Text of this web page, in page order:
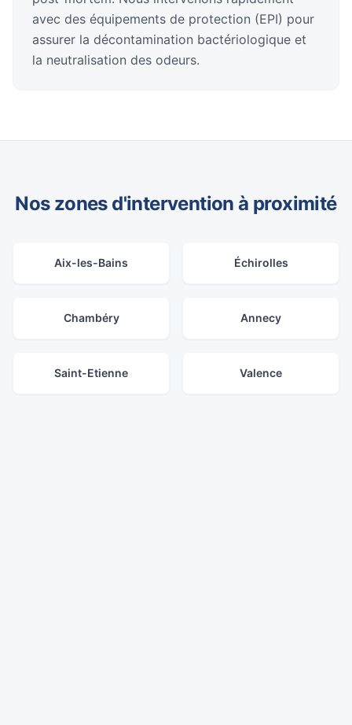
avec des équipements de protection (EPI) pour
assurer la décontamination bactériologique et
la neutralisation des odeurs.
Nos zones d'intervention à proximité
Aix-les-Bains Échirolles
Chambéry Annecy
Saint-Etienne Valence